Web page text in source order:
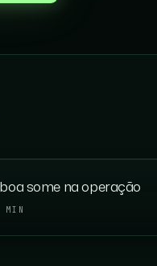
some na operação
MIN